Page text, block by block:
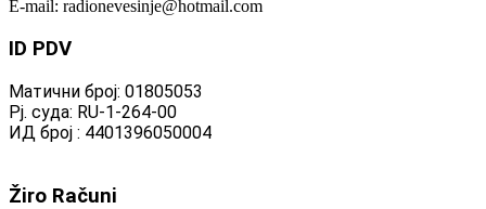
E-mail: radionevesinje@hotmail.com
ID PDV
Матични број: 01805053
Рј. суда: RU-1-264-00
ИД број : 4401396050004
Žiro Računi